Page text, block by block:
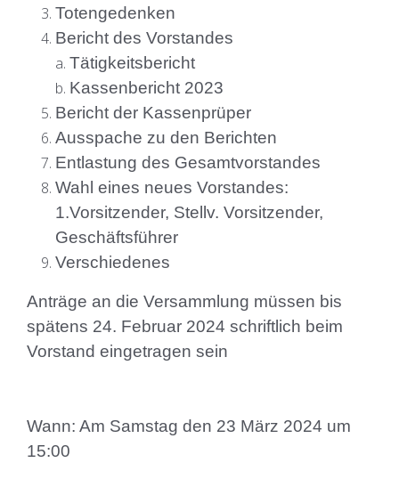
Totengedenken
Bericht des Vorstandes
Tätigkeitsbericht
Kassenbericht 2023
Bericht der Kassenprüper
Ausspache zu den Berichten
Entlastung des Gesamtvorstandes
Wahl eines neues Vorstandes:
1.Vorsitzender, Stellv. Vorsitzender,
Geschäftsführer
Verschiedenes
Anträge an die Versammlung müssen bis
spätens 24. Februar 2024 schriftlich beim
Vorstand eingetragen sein
Wann: Am Samstag den 23 März 2024 um
15:00